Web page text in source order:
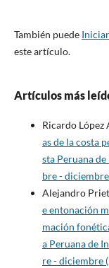
También puede
este artículo.
Artículos más
Ricardo López
as de la costa
sta Peruana
bre -
Alejandro
e entonación
mación
a Peruana de
re - diciembre